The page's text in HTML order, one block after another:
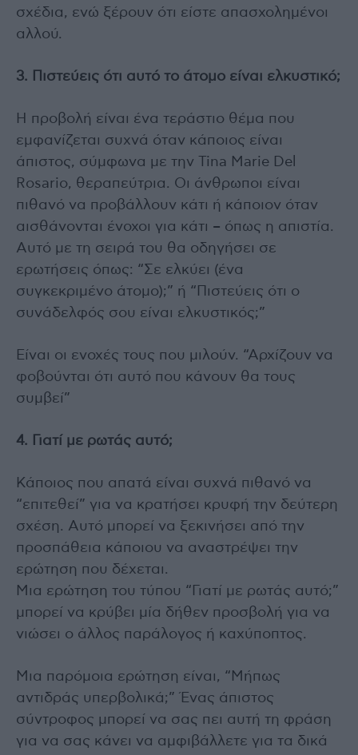
σχέδια, ενώ ξέρουν ότι είστε απασχολημένοι
αλλού.
3. Πιστεύεις ότι αυτό το άτομο είναι ελκυστικό;
Η προβολή είναι ένα τεράστιο θέμα που
εμφανίζεται συχνά όταν κάποιος είναι
άπιστος, σύμφωνα με την Tina Marie Del
Rosario, θεραπεύτρια. Οι άνθρωποι είναι
πιθανό να προβάλλουν κάτι ή κάποιον όταν
αισθάνονται ένοχοι για κάτι – όπως η απιστία.
Αυτό με τη σειρά του θα οδηγήσει σε
ερωτήσεις όπως: “Σε ελκύει (ένα
συγκεκριμένο άτομο);” ή “Πιστεύεις ότι ο
συνάδελφός σου είναι ελκυστικός;”
Είναι οι ενοχές τους που μιλούν. “Αρχίζουν να
φοβούνται ότι αυτό που κάνουν θα τους
συμβεί”
4. Γιατί με ρωτάς αυτό;
Κάποιος που απατά είναι συχνά πιθανό να
“επιτεθεί” για να κρατήσει κρυφή την δεύτερη
σχέση. Αυτό μπορεί να ξεκινήσει από την
προσπάθεια κάποιου να αναστρέψει την
ερώτηση που δέχεται.
Μια ερώτηση του τύπου “Γιατί με ρωτάς αυτό;”
μπορεί να κρύβει μία δήθεν προσβολή για να
νιώσει ο άλλος παράλογος ή καχύποπτος.
Μια παρόμοια ερώτηση είναι, “Μήπως
αντιδράς υπερβολικά;” Ένας άπιστος
σύντροφος μπορεί να σας πει αυτή τη φράση
για να σας κάνει να αμφιβάλλετε για τα δικά